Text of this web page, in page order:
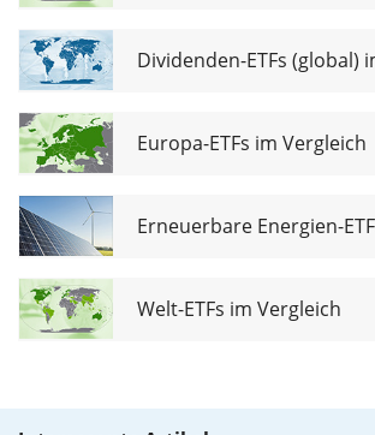
Dividenden-ETFs (global)
Europa-ETFs im Vergleich
Welt-ETFs im Vergleich